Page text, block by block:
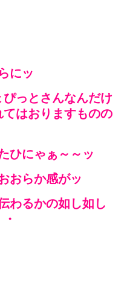
にッ
っとさんなんだけ
はおりますものの
ひにゃぁ～～ッ
おらか感がッ
わるかの如し如し